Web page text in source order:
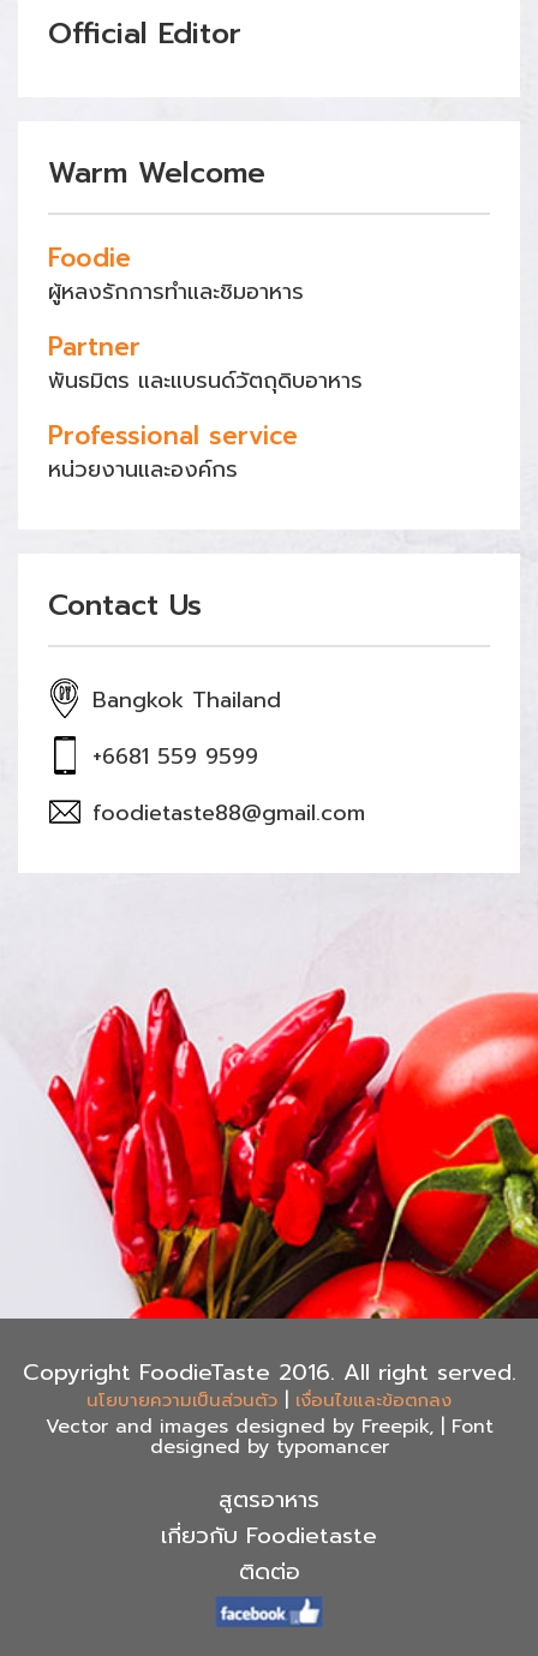
Official Editor
Warm Welcome
Foodie
ผู้หลงรักการทำและชิมอาหาร
Partner
พันธมิตร และแบรนด์วัตถุดิบอาหาร
Professional service
หน่วยงานและองค์กร
Contact Us
Bangkok Thailand
+6681 559 9599
foodietaste88@gmail.com
Copyright FoodieTaste 2016. All right served.
นโยบายความเป็นส่วนตัว เงื่อนไขและข้อตกลง
Vector and images designed by Freepik, | Font
designed by typomancer
สูตรอาหาร
เกี่ยวกับ Foodietaste
ติดต่อ